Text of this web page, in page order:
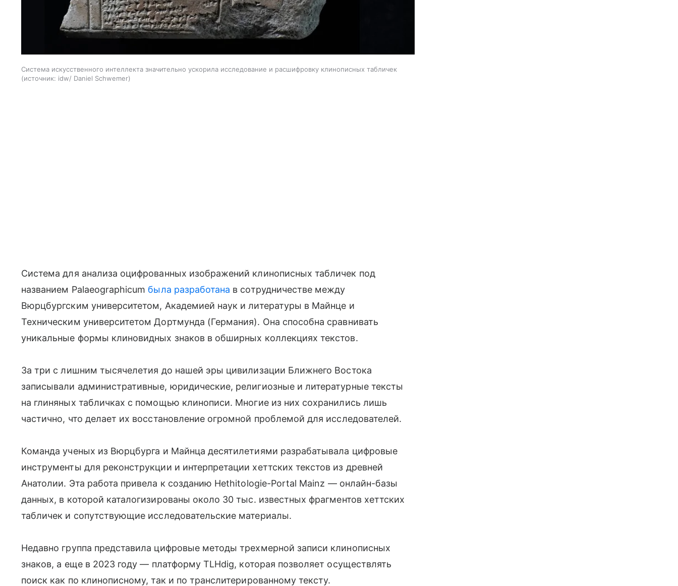
Система искусственного интеллекта значительно ускорила исследование и расшифровку клинописных табличек
источник: idw/ Daniel Schwemer
Система для анализа оцифрованных изображений клинописных табличек под
названием Palaeographicum была разработана в сотрудничестве между
Вюрцбургским университетом, Академией наук и литературы в Майнце и
Техническим университетом Дортмунда (Германия). Она способна сравнивать
уникальные формы клиновидных знаков в обширных коллекциях текстов.
За три с лишним тысячелетия до нашей эры цивилизации Ближнего Востока
записывали административные, юридические, религиозные и литературные тексты
на глиняных табличках с помощью клинописи. Многие из них сохранились лишь
частично, что делает их восстановление огромной проблемой для исследователей.
Команда ученых из Вюрцбурга и Майнца десятилетиями разрабатывала цифровые
инструменты для реконструкции и интерпретации хеттских текстов из древней
Анатолии. Эта работа привела к созданию Hethitologie-Portal Mainz — онлайн-базы
данных, в которой каталогизированы около 30 тыс. известных фрагментов хеттских
табличек и сопутствующие исследовательские материалы.
Недавно группа представила цифровые методы трехмерной записи клинописных
знаков, а еще в 2023 году — платформу TLHdig, которая позволяет осуществлять
поиск как по клинописному, так и по транслитерированному тексту.